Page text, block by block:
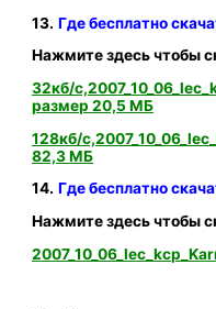
13. Где бесплатно
Нажмите здесь чтобы
32кб/
размер 20,5 МБ
128кб/
82,3 МБ
14. Где бесплатно
Нажмите здесь чтобы